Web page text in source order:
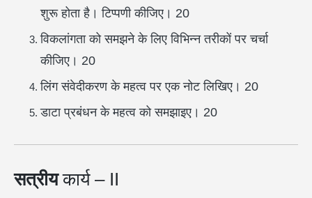
शुरू होता है। टिप्पणी कीजिए। 20
विकलांगता को समझने के लिए विभिन्न तरीकों पर चर्चा
कीजिए। 20
लिंग संवेदीकरण के महत्व पर एक नोट लिखिए। 20
डाटा प्रबंधन के महत्व को समझाइए। 20
सत्रीयकार्य – II